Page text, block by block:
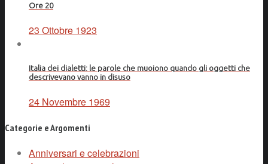
Ore 20
23 Ottobre 1923
Italia dei dialetti: le parole che muoiono quando gli oggetti che
descrivevano vanno in disuso
24 Novembre 1969
Categorie e Argomenti
Anniversari e celebrazioni